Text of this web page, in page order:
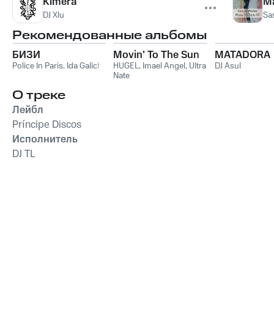
DJ Xlu
Рекомендованные альбомы
БИЗИ
Police In Paris, Ida Galich
Movin' To The Sun
HUGEL, Imael Angel, Ultra
Nate
MATADORA
DJ Asul
О треке
Лейбл
Príncipe Discos
Исполнитель
DJ TL